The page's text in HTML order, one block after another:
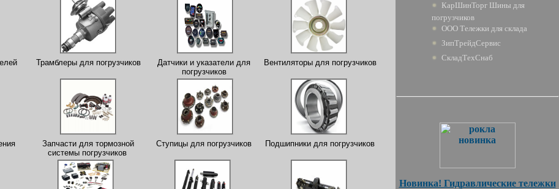
Трамблеры для погрузчиков
Датчики и указатели для
погрузчиков
Вентиляторы для погрузчиков
Запчасти для тормозной
системы погрузчиков
Ступицы для погрузчиков Подшипники для погрузчиков
КарШинТорг Шины для
погрузчиков
ООО Тележки для склада
ЗипТрейдСервис
СкладТехСнаб
Новинка! Гидравлические тележки